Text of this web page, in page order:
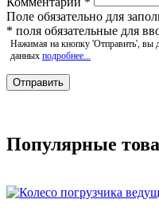
Поле обязательно для
* поля обязательные для
Нажимая на кнопку 'Отправить', вы
данных подробнее...
Популярные